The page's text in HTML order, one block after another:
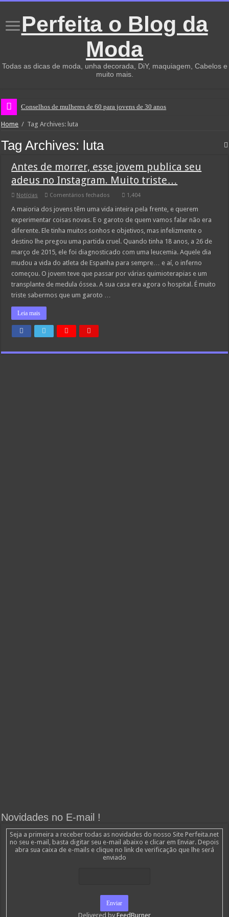
Perfeita o Blog da
Moda
Todas as dicas de moda, unha decorada, DiY, maquiagem, Cabelos e
muito mais.
Conselhos de mulheres de 60 para jovens de 30 anos
Home / Tag Archives: luta
Tag Archives: luta
Antes de morrer, esse jovem publica seu
adeus no Instagram. Muito triste…
Notícias Comentários fechados
de
esse
jovem
publica
seu
adeus
no
Instagram.
Muito
triste…
1,404
A maioria dos jovens têm uma vida inteira pela frente, e querem
experimentar coisas novas. E o garoto de quem vamos falar não era
diferente. Ele tinha muitos sonhos e objetivos, mas infelizmente o
destino lhe pregou uma partida cruel. Quando tinha 18 anos, a 26 de
março de 2015, ele foi diagnosticado com uma leucemia. Aquele dia
mudou a vida do atleta de Espanha para sempre… e aí, o inferno
começou. O jovem teve que passar por várias quimioterapias e um
transplante de medula óssea. A sua casa era agora o hospital. É muito
triste sabermos que um garoto …
Leia mais
Novidades no E-mail !
Seja a primeira a receber todas as novidades do nosso Site Perfeita.net
no seu e-mail, basta digitar seu e-mail abaixo e clicar em Enviar. Depois
abra sua caixa de e-mails e clique no link de verificação que lhe será
enviado
Delivered by FeedBurner